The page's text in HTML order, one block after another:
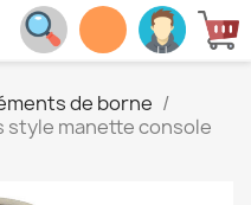
de borne
style manette console